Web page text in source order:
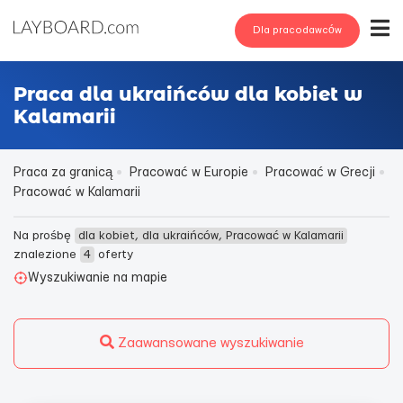
Dla pracodawców
Praca dla ukraińców dla kobiet w
Kalamarii
Praca za granicą Pracować w Europie
Pracować w Grecji
Pracować w Kalamarii
Na prośbę dla kobiet, dla ukraińców, Pracować w Kalamarii
znalezione
4 oferty
Wyszukiwanie na mapie
Zaawansowane wyszukiwanie